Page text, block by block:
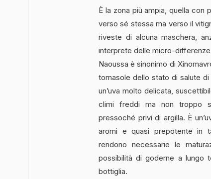
È la zona più ampia, quella con
verso sé stessa ma verso il
riveste di alcuna maschera,
interprete delle micro-differenze
Naoussa è sinonimo di
tornasole dello stato di salute
un’uva molto delicata,
climi freddi ma non troppo
pressoché privi di argilla. È
aromi e quasi prepotente in
rendono necessarie le
possibilità di goderne a lungo
bottiglia.